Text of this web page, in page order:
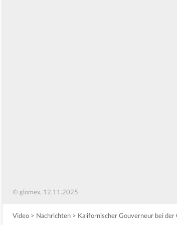
© glomex, 12.11.2025
Video > Nachrichten > Kalifornischer Gouverneur bei